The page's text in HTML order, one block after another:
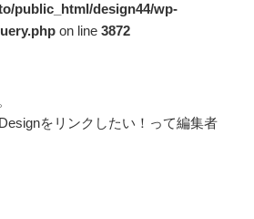
public_html/design44/wp-
on line 3872
をリンクしたい！って編集者